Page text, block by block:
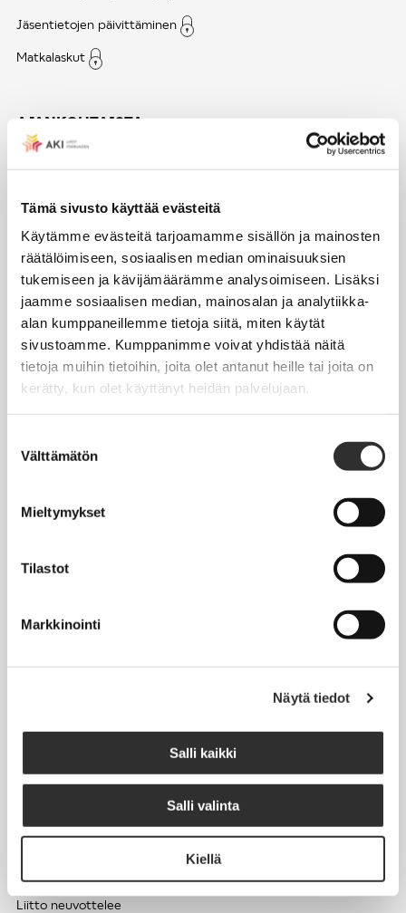
Tämä sivusto käyttää evästeitä
Käytämme evästeitä tarjoamamme sisällön ja mainosten
räätälöimiseen, sosiaalisen median ominaisuuksien
tukemiseen ja kävijämäärämme analysoimiseen. Lisäksi
jaamme sosiaalisen median, mainosalan ja analytiikka-
alan kumppaneillemme tietoja siitä, miten käytät
sivustoamme. Kumppanimme voivat yhdistää näitä
tietoja muihin tietoihin, joita olet antanut heille tai joita on
kerätty, kun olet käyttänyt heidän palvelujaan.
valinta
Välttämätön
Mieltymykset
Tilastot
Markkinointi
Näytä tiedot
Salli kaikki
Salli valinta
Kiellä
Jäsentietojen päivittäminen
Matkalaskut
AJANKOHTAISTA
Crux-lehti
JOBI
TYÖELÄMÄOPAS
Työnhaku
KirVESTES 2025-2028, KJTES sekä muut työ- ja
Palkkaus
Työttömyys ja lomautukset
Kesätyöntekijän työehdot ja palkkaus seurakuntien hengellisessä
EDUNVALVONTA
Liitto neuvottelee